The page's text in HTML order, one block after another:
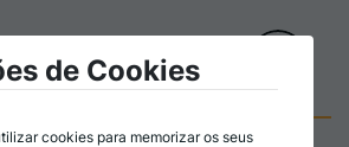
de Cookies
cookies para memorizar os seus